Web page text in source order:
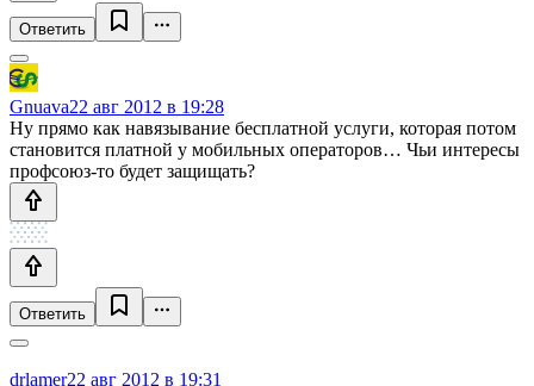
Ответить
Gnuava22 авг 2012 в 19:28
Ну прямо как навязывание бесплатной услуги, которая потом
становится платной у мобильных операторов… Чьи интересы
профсоюз-то будет защищать?
Ответить
drlamer22 авг 2012 в 19:31